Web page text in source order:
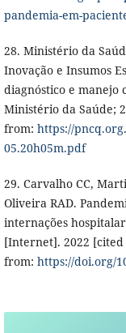
pandemia-em-
28. Ministério da
Inovação e Insumos
diagnóstico e manejo
Ministério da Saúde;
from: https://
05.20h05m.pdf
29. Carvalho CC,
Oliveira RAD.
internações
[Internet]. 2022 [cited
from: https://doi.org/